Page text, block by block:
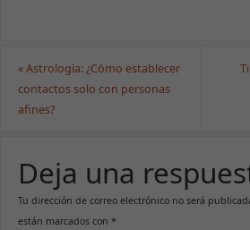
«Astrología: ¿Cómo establecer
contactos solo con personas
afines?
Deja una
Tu dirección de correo electrónico no será
están marcados con *